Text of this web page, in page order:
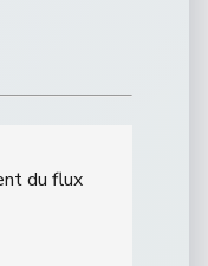
du flux